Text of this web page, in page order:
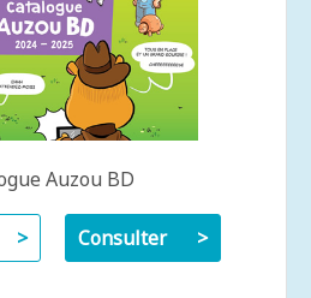
Auzou BD
Consulter